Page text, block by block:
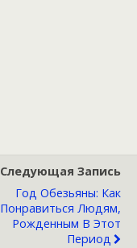
Следующая Запись
Год Обезьяны: Как
Понравиться Людям,
Рожденным В Этот
Период